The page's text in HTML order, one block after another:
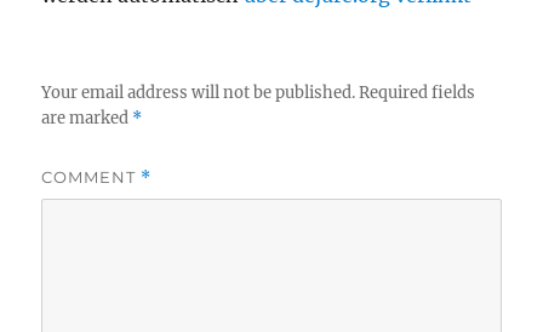
Your email address will not be published. Required fields
are marked *
COMMENT *